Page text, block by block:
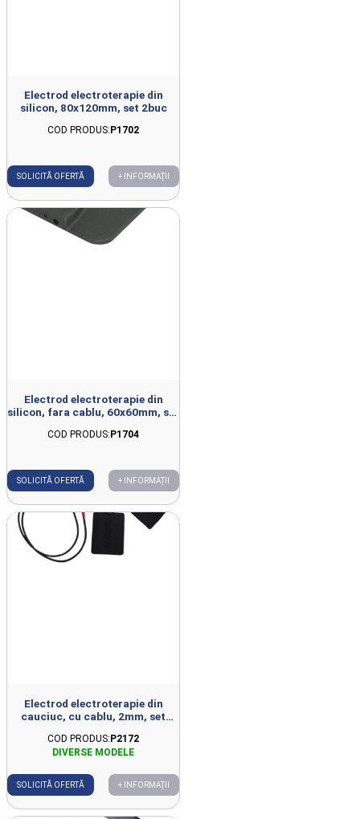
Electrod electroterapie din
silicon, 80x120mm, set 2buc
COD PRODUS:P1702
SOLICITĂ OFERTĂ + INFORMAȚII
Electrod electroterapie din
silicon, fara cablu, 60x60mm, set
COD PRODUS:P1704
SOLICITĂ OFERTĂ + INFORMAȚII
Electrod electroterapie din
cauciuc, cu cablu, 2mm, set
COD PRODUS:P2172
SOLICITĂ OFERTĂ + INFORMAȚII